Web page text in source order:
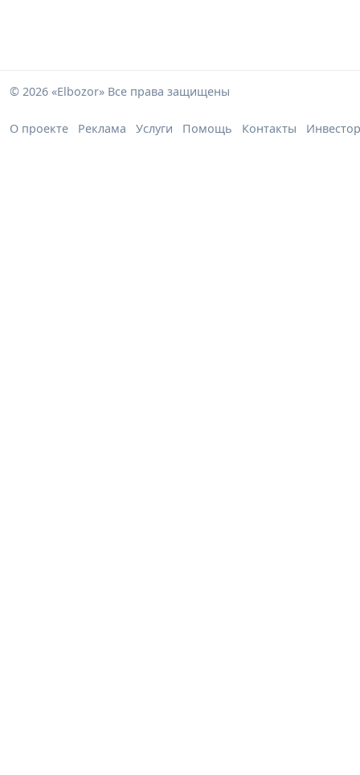
© 2026 «Elbozor» Все права защищены
О проекте Реклама Услуги Помощь Контакты